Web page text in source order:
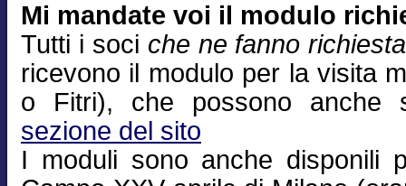
Mi mandate voi il modulo
Tutti i soci che ne fanno richiesta
ricevono il modulo per la visita
o Fitri), che possono anche
sezione del sito
I moduli sono anche disponili